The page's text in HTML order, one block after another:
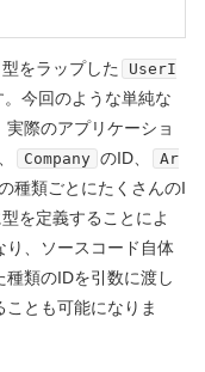
型をラップした
UserI
今回のような単純な
際のアプリケーショ
Company のID、
Ar
種類ごとにたくさんのI
を定義することによ
り、ソースコード自体
類のIDを引数に渡し
とも可能になりま